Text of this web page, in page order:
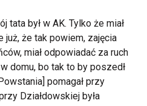
tata był w AK. Tylko że miał
już, że tak powiem, zajęcia
miał odpowiadać za ruch
domu, bo tak to by poszedł
pomagał przy
Działdowskiej była